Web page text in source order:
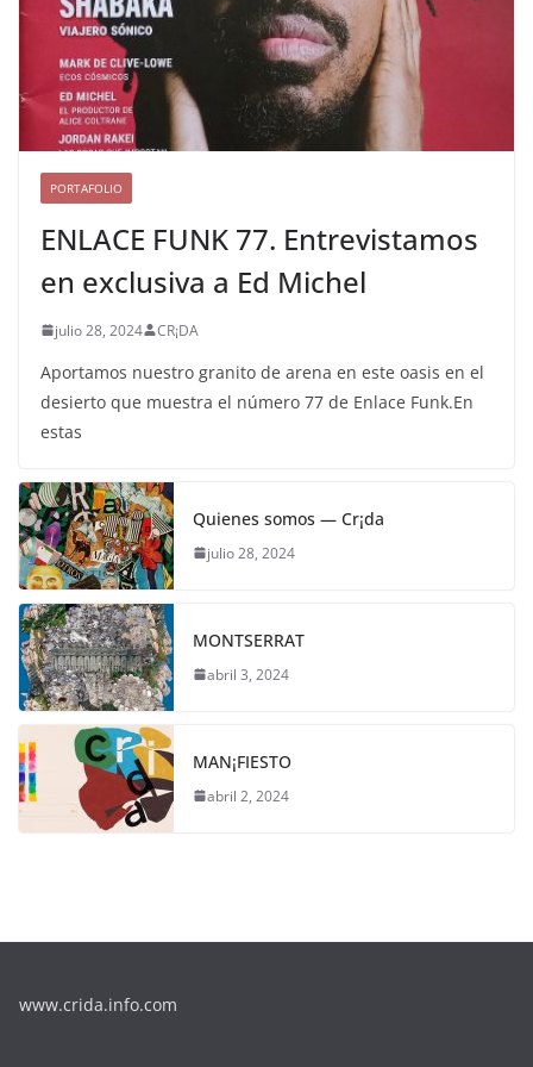
PORTAFOLIO
ENLACE FUNK 77. Entrevistamos
en exclusiva a Ed Michel
julio 28, 2024 CR¡DA
Aportamos nuestro granito de arena en este oasis en el
desierto que muestra el número 77 de Enlace Funk.En
estas
Quienes somos — Cr¡da
julio 28, 2024
MONTSERRAT
abril 3, 2024
MAN¡FIESTO
abril 2, 2024
www.crida.info.com